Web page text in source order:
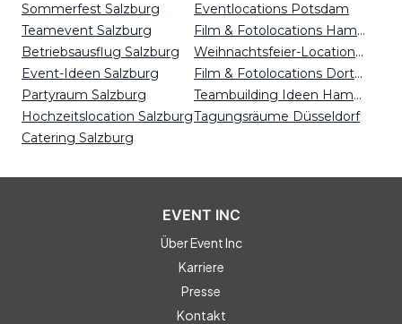
Sommerfest Salzburg
Teamevent Salzburg
Betriebsausflug Salzburg
Event-Ideen Salzburg
Partyraum Salzburg
Hochzeitslocation Salzburg
Catering Salzburg
Eventlocations Potsdam
Film & Fotolocations Hamburg
Weihnachtsfeier-Locations Bremen
Film & Fotolocations Dortmund
Teambuilding Ideen Hamburg
Tagungsräume Düsseldorf
EVENT INC
Über Event Inc
Karriere
Presse
Kontakt